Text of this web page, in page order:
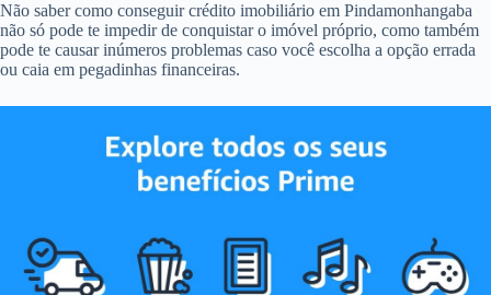
Não saber como conseguir crédito imobiliário em Pindamonhangaba
não só pode te impedir de conquistar o imóvel próprio, como também
pode te causar inúmeros problemas caso você escolha a opção errada
ou caia em pegadinhas financeiras.